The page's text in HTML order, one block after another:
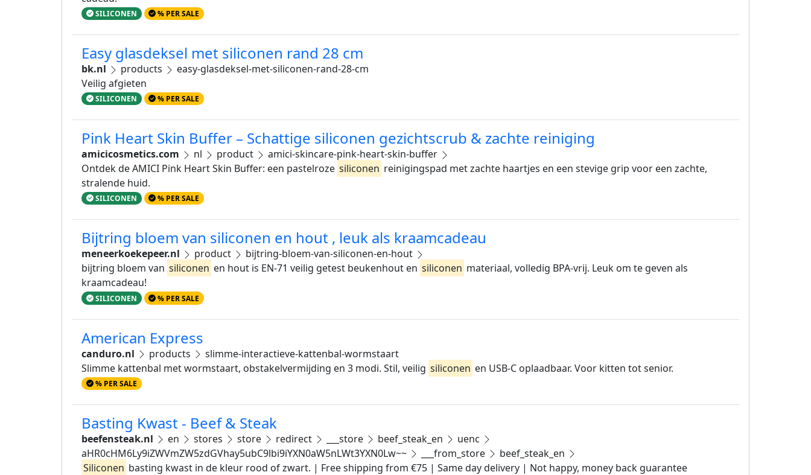
SILICONEN % PER SALE
Easy glasdeksel met siliconen rand 28 cm
bk.nl products
easy-glasdeksel-met-siliconen-rand-28-cm
Veilig afgieten
SILICONEN % PER SALE
Pink Heart Skin Buffer – Schattige siliconen gezichtscrub & zachte reiniging
amicicosmetics.com nl product
amici-skincare-pink-heart-skin-buffer
Ontdek de AMICI Pink Heart Skin Buffer: een pastelroze siliconen reinigingspad met zachte haartjes en een stevige grip voor een zachte,
stralende huid.
SILICONEN % PER SALE
Bijtring bloem van siliconen en hout , leuk als kraamcadeau
meneerkoekepeer.nl product
bijtring-bloem-van-siliconen-en-hout
bijtring bloem van siliconen en hout is EN-71 veilig getest beukenhout en siliconen materiaal, volledig BPA-vrij. Leuk om te geven als
kraamcadeau!
SILICONEN % PER SALE
American Express
canduro.nl products
slimme-interactieve-kattenbal-wormstaart
Slimme kattenbal met wormstaart, obstakelvermijding en 3 modi. Stil, veilig siliconen en USB-C oplaadbaar. Voor kitten tot senior.
% PER SALE
Basting Kwast - Beef & Steak
beefensteak.nl en stores store redirect ___store beef_steak_en
uenc
aHR0cHM6Ly9iZWVmZW5zdGVhay5ubC9lbi9iYXN0aW5nLWt3YXN0Lw~~
___from_store
beef_steak_en
Siliconen basting kwast in de kleur rood of zwart. | Free shipping from €75 | Same day delivery | Not happy, money back guarantee